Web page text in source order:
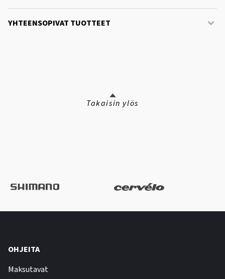
YHTEENSOPIVAT TUOTTEET
Takaisin ylös
OHJEITA
Maksutavat